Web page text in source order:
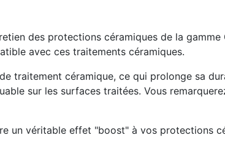
des protections céramiques de la gamme
avec ces traitements céramiques.
traitement céramique, ce qui prolonge sa
sur les surfaces traitées. Vous
un véritable effet "boost" à vos protections